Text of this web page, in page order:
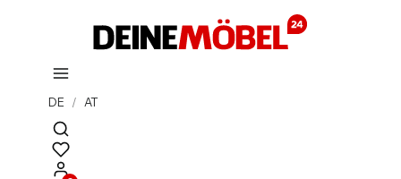
DE / AT
Suchmaschine öffnen